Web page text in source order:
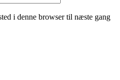
i denne browser til næste gang